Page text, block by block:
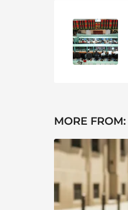
MORE FROM: